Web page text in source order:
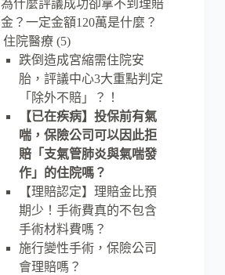
為什麼評議成功卻拿不到理賠
金？一定金額120萬是什麼？
住院醫療 (5)
跌倒造成宮縮需住院安
胎，評議中心3大重點判定
「除外不賠」？！
【已在疾病】投保前有氣
喘，保險公司可以因此拒
賠「支氣管肺炎與氣喘發
作」的住院嗎？
【理賠認定】理賠金比預
期少！手術費真的不包含
手術材料費嗎？
施行變性手術，保險公司
會理賠嗎？